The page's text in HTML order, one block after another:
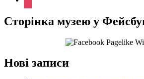
Сторінка музею у
Нові записи